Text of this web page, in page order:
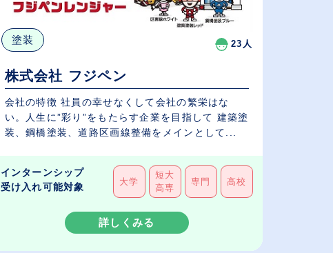
塗装 23人
株式会社 フジペン
会社の特徴 社員の幸せなくして会社の繁栄はな
い。人生に”彩り”をもたらす企業を目指して 建築塗
装、鋼橋塗装、道路区画線整備をメインとして...
インターンシップ
受け入れ可能対象
大学
短大
高専
専門 高校
詳しくみる